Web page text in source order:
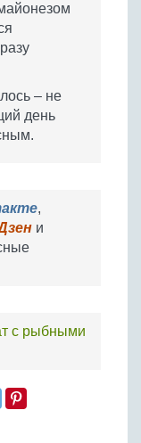
– не
день
,
и
с рыбными